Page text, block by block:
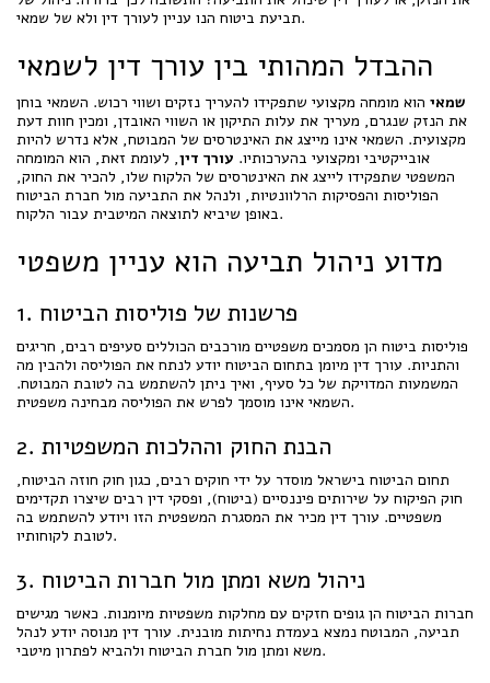
תביעת ביטוח הנו עניין לעורך דין ולא של שמאי.
ההבדל המהותי בין עורך דין לשמאי
שמאי הוא מומחה מקצועי שתפקידו להעריך נזקים ושווי רכוש. השמאי בוחן
את הנזק שנגרם, מעריך את עלות התיקון או השווי האובדן, ומכין חוות דעת
מקצועית. השמאי אינו מייצג את האינטרסים של המבוטח, אלא נדרש להיות
אובייקטיבי ומקצועי בהערכותיו. עורך דין, לעומת זאת, הוא המומחה
המשפטי שתפקידו לייצג את האינטרסים של הלקוח שלו, להכיר את החוק,
הפוליסות והפסיקות הרלוונטיות, ולנהל את התביעה מול חברת הביטוח
באופן שיביא לתוצאה המיטבית עבור הלקוח.
מדוע ניהול תביעה הוא עניין משפטי
1. פרשנות של פוליסות הביטוח
פוליסות ביטוח הן מסמכים משפטיים מורכבים הכוללים סעיפים רבים, חריגים
והתניות. עורך דין מיומן בתחום הביטוח יודע לנתח את הפוליסה ולהבין מה
המשמעות המדויקת של כל סעיף, ואיך ניתן להשתמש בה לטובת המבוטח.
השמאי אינו מוסמך לפרש את הפוליסה מבחינה משפטית.
2. הבנת החוק וההלכות המשפטיות
תחום הביטוח בישראל מוסדר על ידי חוקים רבים, כגון חוק חוזה הביטוח,
חוק הפיקוח על שירותים פיננסיים (ביטוח), ופסקי דין רבים שיצרו תקדימים
משפטיים. עורך דין מכיר את המסגרת המשפטית הזו ויודע להשתמש בה
לטובת לקוחותיו.
3. ניהול משא ומתן מול חברות הביטוח
חברות הביטוח הן גופים חזקים עם מחלקות משפטיות מיומנות. כאשר מגישים
תביעה, המבוטח נמצא בעמדת נחיתות מובנית. עורך דין מנוסה יודע לנהל
משא ומתן מול חברת הביטוח ולהביא לפתרון מיטבי.